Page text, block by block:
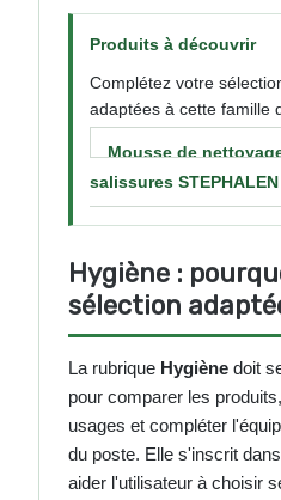
Produits à découvrir
Complétez votre
adaptées à cette famille
Mousse de
salissures STEPHALEN
Hygiène :
sélection
La rubrique Hygiène doit
pour comparer les
usages et compléter
du poste. Elle s'inscrit
aider l'utilisateur à choisir